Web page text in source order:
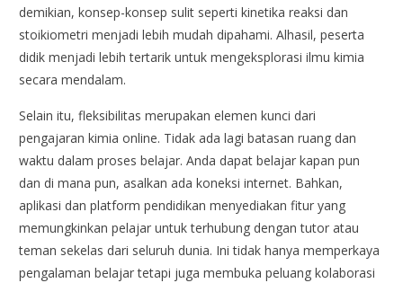
demikian, konsep-konsep sulit seperti kinetika reaksi dan
stoikiometri menjadi lebih mudah dipahami. Alhasil, peserta
didik menjadi lebih tertarik untuk mengeksplorasi ilmu kimia
secara mendalam.
Selain itu, fleksibilitas merupakan elemen kunci dari
pengajaran kimia online. Tidak ada lagi batasan ruang dan
waktu dalam proses belajar. Anda dapat belajar kapan pun
dan di mana pun, asalkan ada koneksi internet. Bahkan,
aplikasi dan platform pendidikan menyediakan fitur yang
memungkinkan pelajar untuk terhubung dengan tutor atau
teman sekelas dari seluruh dunia. Ini tidak hanya memperkaya
pengalaman belajar tetapi juga membuka peluang kolaborasi